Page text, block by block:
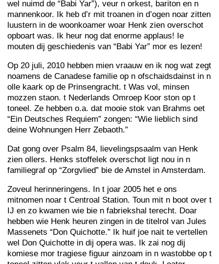
wel nuimd de “Babi Yar”), veur n orkest, bariton en n
mannenkoor. Ik heb d’r mit troanen in d’ogen noar zitten
luustern in de woonkoamer woar Henk zien overschot
opboart was. Ik heur nog dat enorme applaus! Ie
mouten dij geschiedenis van “Babi Yar” mor es lezen!
Op 20 juli, 2010 hebben mien vraauw en ik nog wat zegt
noamens de Canadese familie op n ofschaidsdainst in n
olle kaark op de Prinsengracht. t Was vol, minsen
mozzen staon. t Nederlands Omroep Koor ston op t
toneel. Ze hebben o.a. dat mooie stok van Brahms oet
“Ein Deutsches Requiem” zongen: “Wie lieblich sind
deine Wohnungen Herr Zebaoth.”
Dat gong over Psalm 84, lievelingspsaalm van Henk
zien ollers. Henks stoffelek overschot ligt nou in n
familiegraf op “Zorgvlied” bie de Amstel in Amsterdam.
Zoveul herinneringens. In t joar 2005 het e ons
mitnomen noar t Centroal Station. Toun mit n boot over t
IJ en zo kwamen wie bie n fabriekshal terecht. Doar
hebben wie Henk heuren zingen in de titelrol van Jules
Massenets “Don Quichotte.” Ik huif joe nait te vertellen
wel Don Quichotte in dij opera was. Ik zai nog dij
komiese mor tragiese figuur ainzoam in n wastobbe op t